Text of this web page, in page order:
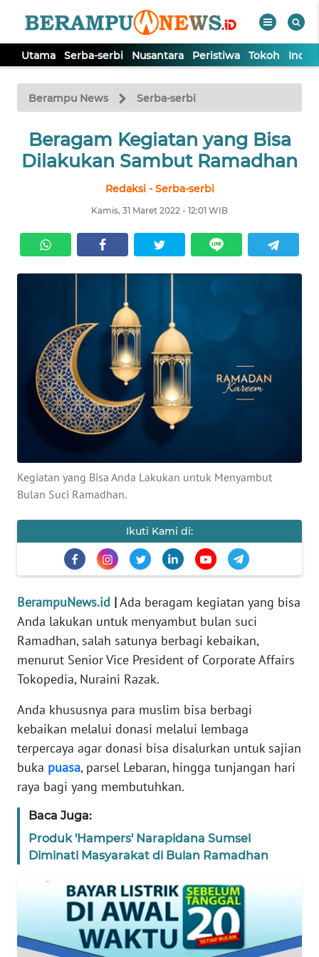
Utama Serba-serbi Nusantara Peristiwa Tokoh
Berampu News Serba-serbi
Beragam Kegiatan yang Bisa
Dilakukan Sambut Ramadhan
Redaksi - Serba-serbi
Kamis, 31 Maret 2022 - 12:01 WIB
Kegiatan yang Bisa Anda Lakukan untuk Menyambut
Bulan Suci Ramadhan.
Ikuti Kami di:
BerampuNews.id |Ada beragam kegiatan yang bisa
Anda lakukan untuk menyambut bulan suci
Ramadhan, salah satunya berbagi kebaikan,
menurut Senior Vice President of Corporate Affairs
Tokopedia, Nuraini Razak.
Anda khususnya para muslim bisa berbagi
kebaikan melalui donasi melalui lembaga
terpercaya agar donasi bisa disalurkan untuk sajian
buka puasa, parsel Lebaran, hingga tunjangan hari
raya bagi yang membutuhkan.
Baca Juga:
Produk 'Hampers' Narapidana Sumsel
Diminati Masyarakat di Bulan Ramadhan
Tutup
UTAMA
NUSANTARA
PERISTIWA
Informasi
INDEKS
BERITA
INFO
IKLAN
TENTANG
MEDIA
SIBER
REDAKSI
DISCLAIMER
Wahana
News
WN
SUMUT
WN